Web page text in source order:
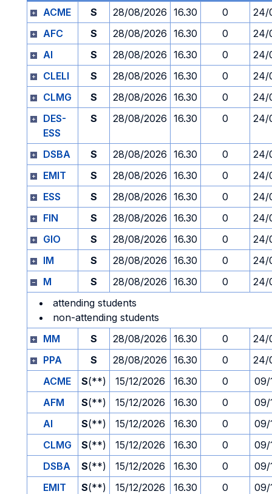
ACME S 28/08/2026 16.30 0
24/
AFC
S 28/08/2026 16.30 0
24/
AI
S 28/08/2026 16.30 0
24/
CLELI
S 28/08/2026 16.30 0
24/
CLMG
S 28/08/2026 16.30 0
24/
DES-
ESS
S 28/08/2026 16.30 0 24/
DSBA S 28/08/2026 16.30 0
24/
EMIT
S 28/08/2026 16.30 0
24/
ESS
S 28/08/2026 16.30 0
24/
FIN
S 28/08/2026 16.30 0
24/
GIO
S 28/08/2026 16.30 0
24/
IM
S 28/08/2026 16.30 0
24/
M
S 28/08/2026 16.30 0
24/
attending students
non-attending students
MM
S 28/08/2026 16.30 0
24/
PPA
S 28/08/2026 16.30 0
24/
ACME
S(**) 15/12/2026 16.30 0
09/
AFM
S(**) 15/12/2026 16.30 0
09/
AI
S(**) 15/12/2026 16.30 0
09/
CLMG
S(**) 15/12/2026 16.30 0
09/
DSBA
S(**) 15/12/2026 16.30 0
09/
EMIT
S(**) 15/12/2026 16.30 0
09/